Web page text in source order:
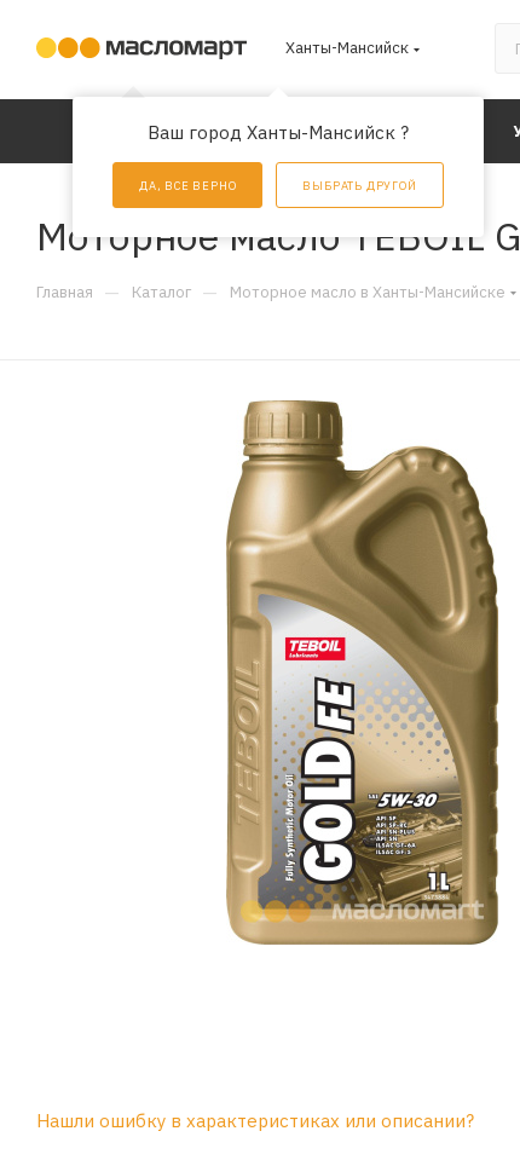
Ханты-Мансийск
Ваш город Ханты-Мансийск ?
ДА, ВСЕ ВЕРНО ВЫБРАТЬ ДРУГОЙ
КАТАЛОГ АКЦИИ
Моторное масло TEBOIL
Главная — Каталог — Моторное масло в Ханты-Мансийске
Нашли ошибку в характеристиках или описании?